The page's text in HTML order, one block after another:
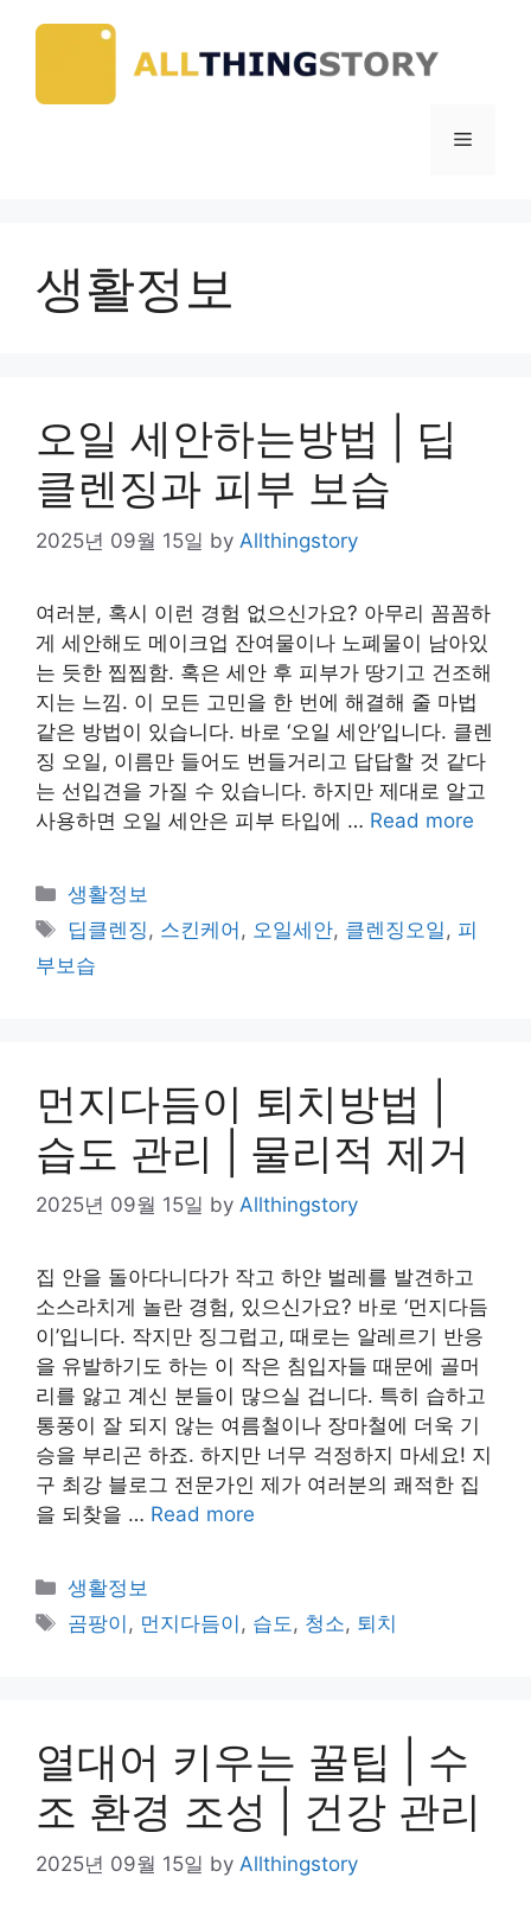
Menu
생활정보
오일 세안하는방법 | 딥
클렌징과 피부 보습
2025년 09월 15일 by Allthingstory
여러분, 혹시 이런 경험 없으신가요? 아무리 꼼꼼하
게 세안해도 메이크업 잔여물이나 노폐물이 남아있
는 듯한 찝찝함. 혹은 세안 후 피부가 땅기고 건조해
지는 느낌. 이 모든 고민을 한 번에 해결해 줄 마법
같은 방법이 있습니다. 바로 ‘오일 세안’입니다. 클렌
징 오일, 이름만 들어도 번들거리고 답답할 것 같다
는 선입견을 가질 수 있습니다. 하지만 제대로 알고
사용하면 오일 세안은 피부 타입에 … Read more
Categories
생활정보
Tags
딥클렌징 , 스킨케어 , 오일세안, 클렌징오일 , 피
부보습
먼지다듬이 퇴치방법 |
습도 관리 | 물리적 제거
2025년 09월 15일 by Allthingstory
집 안을 돌아다니다가 작고 하얀 벌레를 발견하고
소스라치게 놀란 경험, 있으신가요? 바로 ‘먼지다듬
이’입니다. 작지만 징그럽고, 때로는 알레르기 반응
을 유발하기도 하는 이 작은 침입자들 때문에 골머
리를 앓고 계신 분들이 많으실 겁니다. 특히 습하고
통풍이 잘 되지 않는 여름철이나 장마철에 더욱 기
승을 부리곤 하죠. 하지만 너무 걱정하지 마세요! 지
구 최강 블로그 전문가인 제가 여러분의 쾌적한 집
을 되찾을 … Read more
Categories
생활정보
Tags
곰팡이 , 먼지다듬이 , 습도, 청소, 퇴치
열대어 키우는 꿀팁 | 수
조 환경 조성 | 건강 관리
2025년 09월 15일 by Allthingstory